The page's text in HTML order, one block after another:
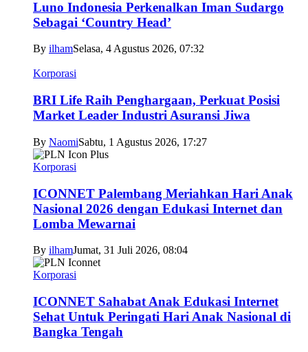
Luno Indonesia Perkenalkan Iman Sudargo
Sebagai ‘Country Head’
By ilhamSelasa, 4 Agustus 2026, 07:32
Korporasi
BRI Life Raih Penghargaan, Perkuat Posisi
Market Leader Industri Asuransi Jiwa
By NaomiSabtu, 1 Agustus 2026, 17:27
Korporasi
ICONNET Palembang Meriahkan Hari Anak
Nasional 2026 dengan Edukasi Internet dan
Lomba Mewarnai
By ilhamJumat, 31 Juli 2026, 08:04
Korporasi
ICONNET Sahabat Anak Edukasi Internet
Sehat Untuk Peringati Hari Anak Nasional di
Bangka Tengah